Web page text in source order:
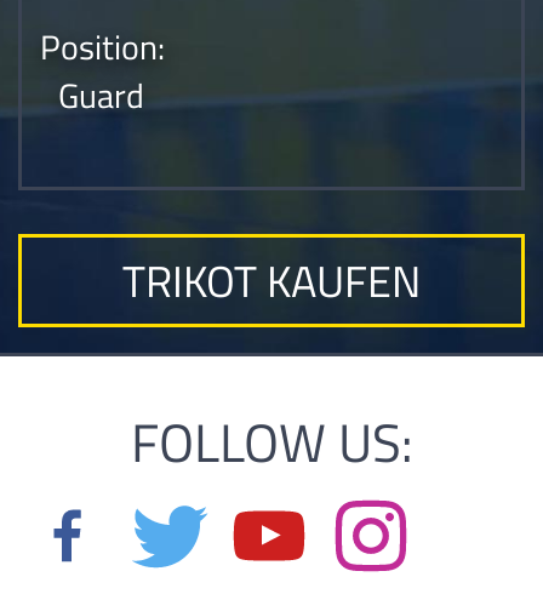
Position:
Guard
TRIKOT KAUFEN
FOLLOW US: